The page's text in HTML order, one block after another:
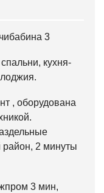
3
кухня-
, оборудована
район, 2 минуты
3 мин,